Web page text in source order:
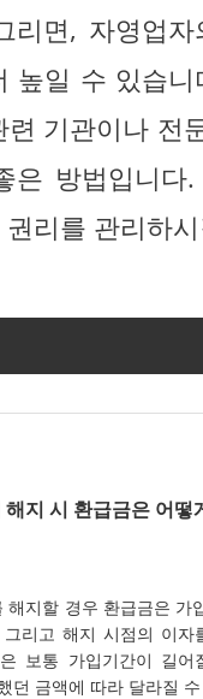
리면, 자영업
높일 수 있습니
련 기관이나 전
은 방법입니다
리를 관리하
지 시 환급금은 어떻
해지할 경우 환급금은 가
리고 해지 시점의 이자
보통 가입기간이 길어
던 금액에 따라 달라질